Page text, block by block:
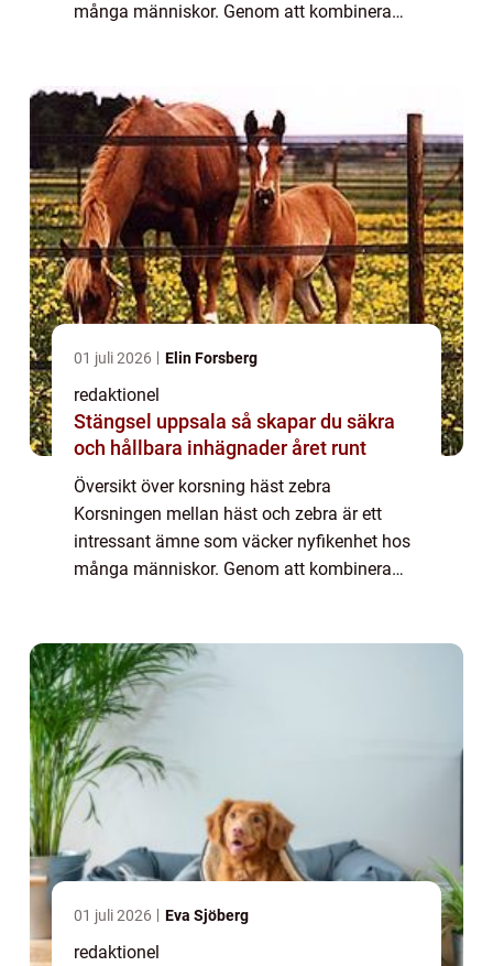
många människor. Genom att kombinera
kommer att ge ...
01 juli 2026 Elin Forsberg
redaktionel
Stängsel uppsala så skapar du säkra
och hållbara inhägnader året runt
Översikt över korsning häst zebra
Korsningen mellan häst och zebra är ett
intressant ämne som väcker nyfikenhet hos
många människor. Genom att kombinera
kommer att ge ...
01 juli 2026 Eva Sjöberg
redaktionel